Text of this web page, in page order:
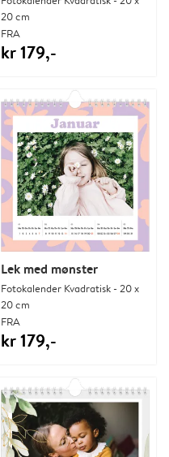
20 cm
FRA
kr 179,-
Lek med mønster
Fotokalender Kvadratisk - 20 x
20 cm
FRA
kr 179,-